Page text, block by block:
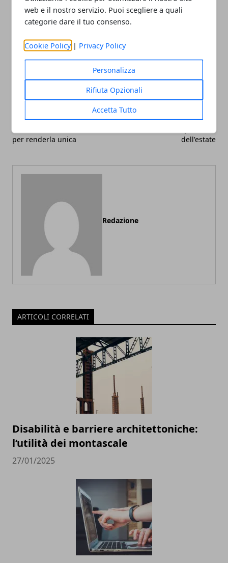
web e il nostro servizio. Puoi scegliere a quali
categorie dare il tuo consenso.
Cookie Policy | Privacy Policy
Personalizza
Rifiuta Opzionali
Accetta Tutto
Facebook
TwitterWhatsapp
Personalizzare la propria
per renderla unica
Come affrontare il ritorno
al lavoro dopo la fine
dell'estate
Redazione
ARTICOLI CORRELATI
Disabilità e barriere architettoniche:
l’utilità dei montascale
27/01/2025